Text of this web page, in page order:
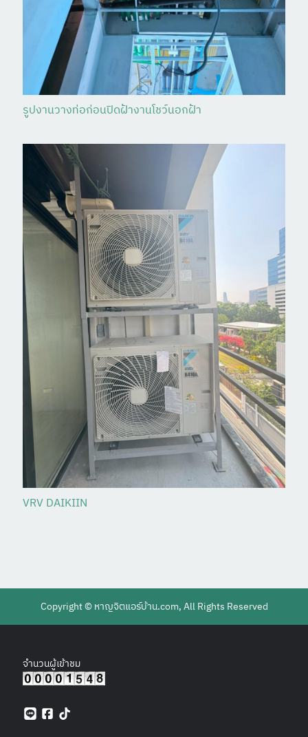
รูปงานวางท่อก่อนปิดฝ้างานโชว์นอกฝ้า
VRV DAIKIIN
Copyright © หาญจิตแอร์บ้าน.com, All Rights Reserved
จำนวนผู้เข้าชม